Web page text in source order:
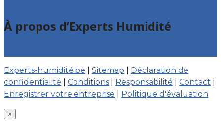
À propos d’Experts Humidité
Experts-humidité.be Sitemap
Déclaration de
confidentialité
Conditions Responsabilité Contact
Enregistrer votre entreprise
Politique d'évaluation
×